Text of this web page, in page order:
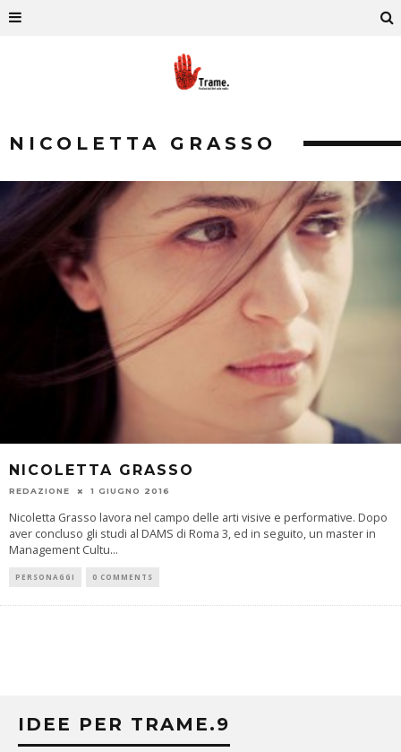
NICOLETTA GRASSO
NICOLETTA GRASSO
REDAZIONE 1 GIUGNO 2016
Nicoletta Grasso lavora nel campo delle arti visive e performative. Dopo
aver concluso gli studi al DAMS di Roma 3, ed in seguito, un master in
Management Cultu...
PERSONAGGI 0 COMMENTS
IDEE PER TRAME.9